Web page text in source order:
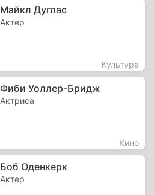
Майкл Дуглас
Актер
Культура
Фиби Уоллер-Бридж
Актриса
Кино
Боб Оденкерк
Актер